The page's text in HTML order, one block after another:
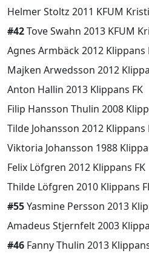
Helmer Stoltz 2011 KFUM
#42Tove Swahn 2013 KFUM
Agnes Armbäck 2012 Klippans
Majken Arwedsson 2012
Anton Hallin 2013 Klippans FK
Filip Hansson Thulin 2008
Tilde Johansson 2012 Klippans
Viktoria Johansson 1988
Felix Löfgren 2012 Klippans FK
Thilde Löfgren 2010 Klippans
#55Yasmine Persson 2013
Amadeus Stjernfelt 2003
#46 Fanny Thulin 2013